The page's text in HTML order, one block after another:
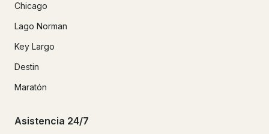
Chicago
Lago Norman
Key Largo
Destin
Maratón
Asistencia 24/7